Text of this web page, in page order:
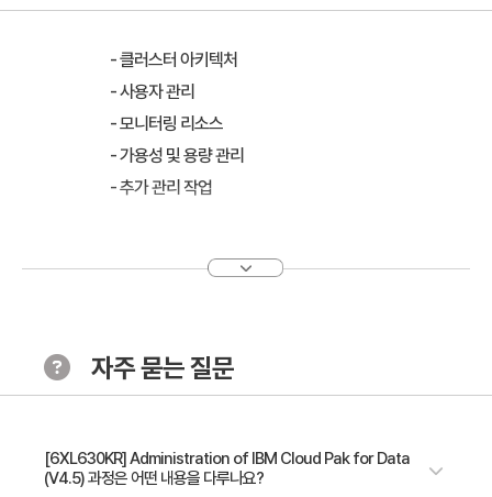
- 클러스터 아키텍처
- 사용자 관리
- 모니터링 리소스
- 가용성 및 용량 관리
- 추가 관리 작업
자주 묻는 질문
[6XL630KR] Administration of IBM Cloud Pak for Data
(V4.5) 과정은 어떤 내용을 다루나요?